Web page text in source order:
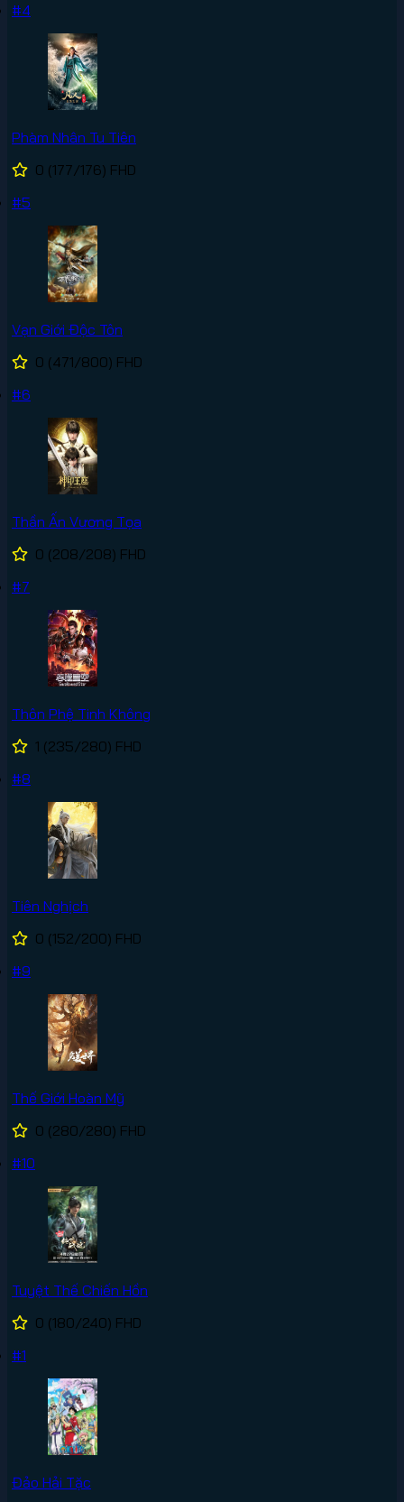
#4
Phàm Nhân Tu Tiên
0 (177/176) FHD
#5
Vạn Giới Độc Tôn
0 (471/800) FHD
#6
Thần Ấn Vương Tọa
0 (208/208) FHD
#7
Thôn Phệ Tinh Không
1 (235/280) FHD
#8
Tiên Nghịch
0 (152/200) FHD
#9
Thế Giới Hoàn Mỹ
0 (280/280) FHD
#10
Tuyệt Thế Chiến Hồn
0 (180/240) FHD
#1
Đảo Hải Tặc